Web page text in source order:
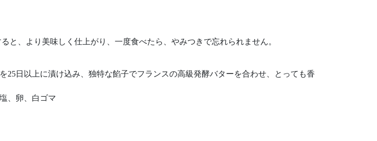
と、より美味しく仕上がり、一度食べたら、やみつきで忘れられません。
日以上に漬け込み、独特な餡子でフランスの高級発酵バターを合わせ、とっても香
、卵、白ゴマ